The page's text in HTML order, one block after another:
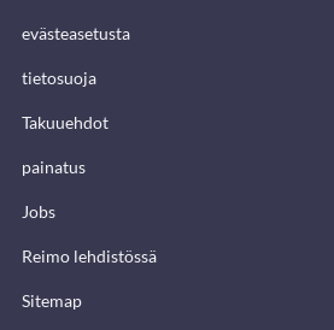
evästeasetusta
tietosuoja
Takuuehdot
painatus
Jobs
Reimo lehdistössä
Sitemap